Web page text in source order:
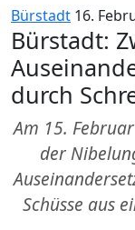
Bürstadt 16.
Bürstadt:
durch
Am 15.
der
Schüsse aus